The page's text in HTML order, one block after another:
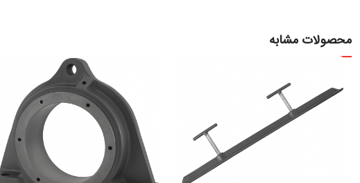
محصولات مشابه